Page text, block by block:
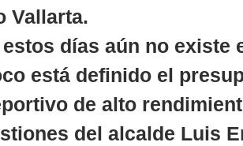
Vallarta.
estos días aún no existe
está definido el
de alto
del alcalde Luis